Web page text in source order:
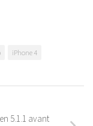
iPhone 4
5.1.1 avant